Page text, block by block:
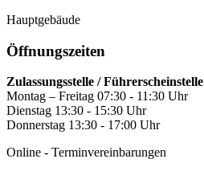
Hauptgebäude
Öffnungszeiten
Zulassungsstelle / Führerscheinstelle
Montag – Freitag 07:30 - 11:30 Uhr
Dienstag 13:30 - 15:30 Uhr
Donnerstag 13:30 - 17:00 Uhr
Online - Terminvereinbarungen